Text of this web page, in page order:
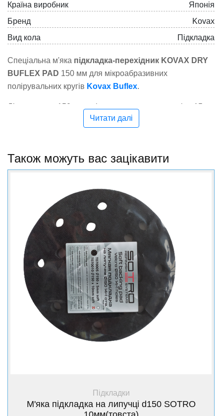
Країна виробник
Японія
Бренд
Kovax
Вид кола
Підкладка
Спеціальна м'яка підкладка-перехідник KOVAX DRY
BUFLEX PAD 150 мм для мікроабразивних
полірувальних кругів Kovax Buflex.
Діаметр кола 150 мм, кріплення липучка, отворів - 15.
, новітня розробка в галузі
змогу шліфувати поверхню без використання води.
форми завдяки її крайній гнучкості.
призначені для шліфування спеціальних
поверхонь, таких як керамічний лак, задиристе
покриття, поверхні з високим ступенем окислення.
Читати далі
Також можуть вас зацікавити
Підкладки
М'яка підкладка на липучці d150 SOTRO